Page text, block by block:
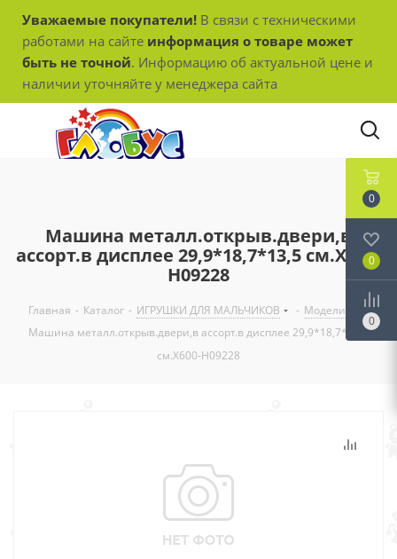
Уважаемые покупатели! В связи с техническими
работами на сайте информация о товаре может
быть не точной. Информацию об актуальной цене и
наличии уточняйте у менеджера сайта
Машина металл.открыв.двери,в
ассорт.в дисплее 29,9*18,7*13,5 см.Х600-
Н09228
Главная - Каталог - ИГРУШКИ ДЛЯ МАЛЬЧИКОВ - Модели
-
Машина металл.открыв.двери,в ассорт.в дисплее 29,9*18,7*13,5
см.Х600-Н09228
0
0
0